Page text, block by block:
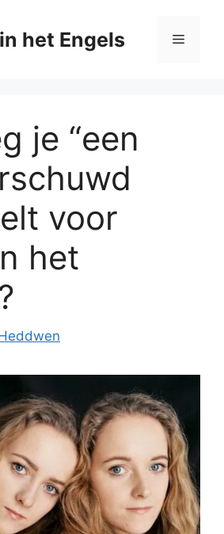
het Engels Menu
je “een
voor
het